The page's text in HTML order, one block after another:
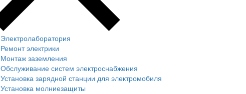
Электролаборатория
Ремонт электрики
Монтаж заземления
Обслуживание систем электроснабжения
Установка зарядной станции для электромобиля
Установка молниезащиты